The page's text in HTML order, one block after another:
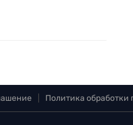
Политика